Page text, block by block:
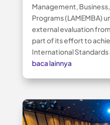
Management,
Programs (LAMEMBA)
external evaluation
part of its effort to
International Standards
baca lainnya